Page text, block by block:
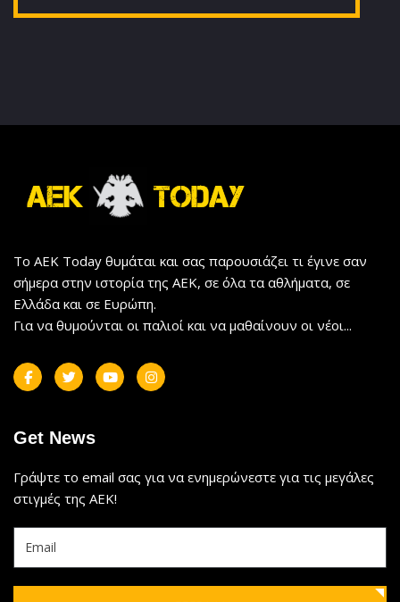
Το AEK Today θυμάται και σας παρουσιάζει τι έγινε σαν
σήμερα στην ιστορία της ΑΕΚ, σε όλα τα αθλήματα, σε
Ελλάδα και σε Ευρώπη.
Για να θυμούνται οι παλιοί και να μαθαίνουν οι νέοι...
Get News
Γράψτε το email σας για να ενημερώνεστε για τις μεγάλες
στιγμές της ΑΕΚ!